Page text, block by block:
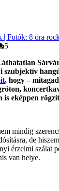
| Fotók: 8 óra
5
szubjektív
, hogy –
is eképpen
mindig
de
érzelmi szálat
van helye.